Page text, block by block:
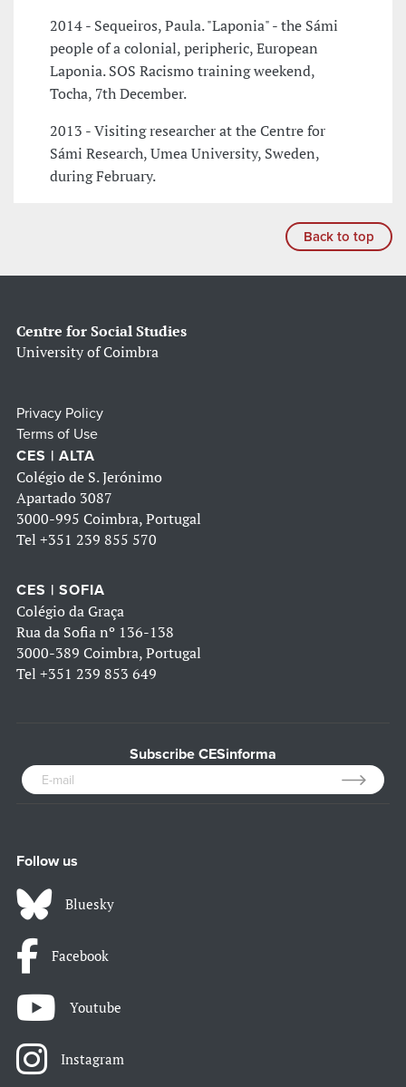
2014 - Sequeiros, Paula. "Laponia" - the Sámi
people of a colonial, peripheric, European
Laponia. SOS Racismo training weekend,
Tocha, 7th December.
2013 - Visiting researcher at the Centre for
Sámi Research, Umea University, Sweden,
during February.
Back to top
Centre for Social Studies
University of Coimbra
Privacy Policy
Terms of Use
CES | ALTA
Colégio de S. Jerónimo
Apartado 3087
3000-995 Coimbra, Portugal
Tel +351 239 855 570
CES | SOFIA
Colégio da Graça
Rua da Sofia nº 136-138
3000-389 Coimbra, Portugal
Tel +351 239 853 649
Subscribe CESinforma
Follow us
Bluesky
Facebook
Youtube
Instagram